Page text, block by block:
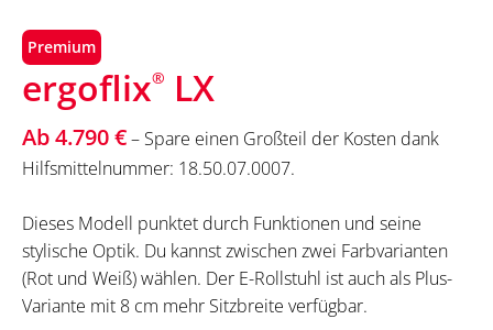
Premium
ergoflix® LX
Ab 4.790 €– Spare einen Großteil der Kosten dank
Hilfsmittelnummer: 18.50.07.0007.
Dieses Modell punktet durch Funktionen und seine
stylische Optik. Du kannst zwischen zwei Farbvarianten
(Rot und Weiß) wählen. Der E-Rollstuhl ist auch als Plus-
Variante mit 8 cm mehr Sitzbreite verfügbar.